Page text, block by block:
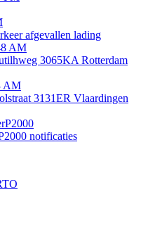
afgevallen lading
AM
3065KA Rotterdam
AM
3131ER Vlaardingen
P2000
notificaties